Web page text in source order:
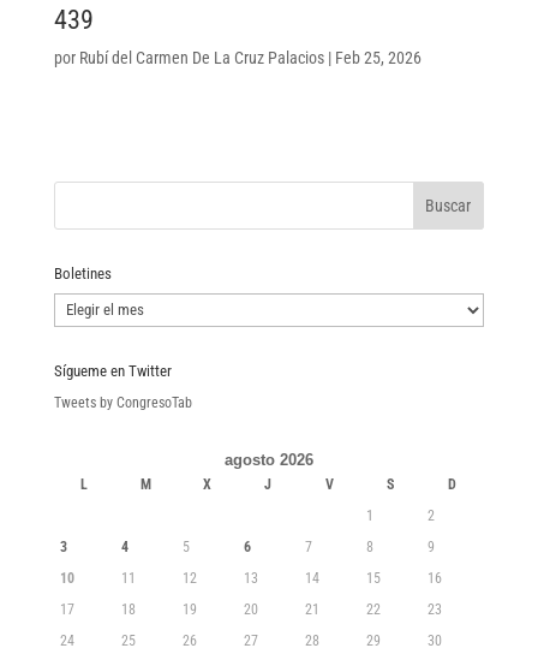
439
por Rubí del Carmen De La Cruz Palacios| Feb 25, 2026
Boletines
Boletines
Sígueme en Twitter
Tweets by CongresoTab
agosto 2026
L M X J V S
D
1
2
3
4 5 6 7 8
9
10
11 12 13 14 15
16
17
18 19 20 21 22
23
24
25 26 27 28 29
30